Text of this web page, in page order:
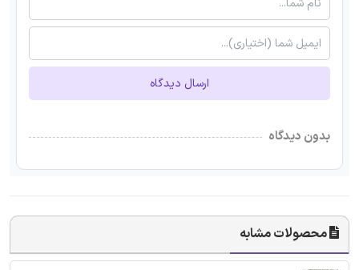
ارسال دیدگاه
بدون دیدگاه
محصولات مشابه